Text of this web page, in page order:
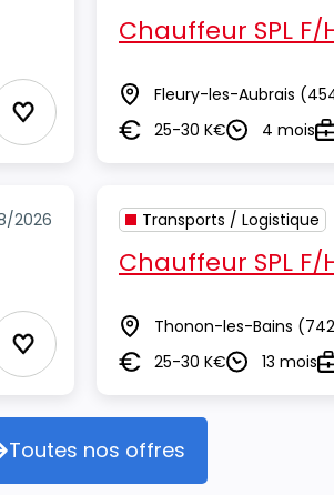
Ajouter aux Favoris
Chauffeur SPL F/
Lieu Fleury-les-Aubrais
Salaire25-30 K€Durée4 mois
2026
Ajouter aux Favoris
Transports / Logistique
Chauffeur SPL F/
Lieu Thonon-les-Bains
Salaire25-30 K€Durée13 mois
Toutes nos offres
Toutes nos offres